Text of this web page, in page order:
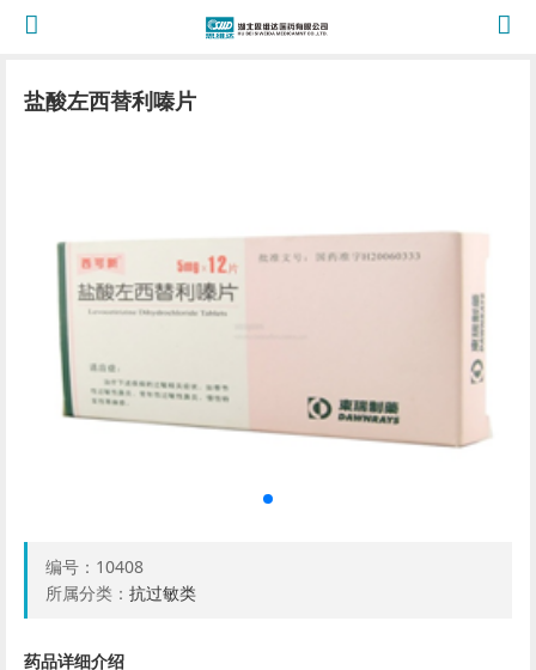
盐酸左西替利嗪片
编号： 10408
所属分类： 抗过敏类
药品详细介绍